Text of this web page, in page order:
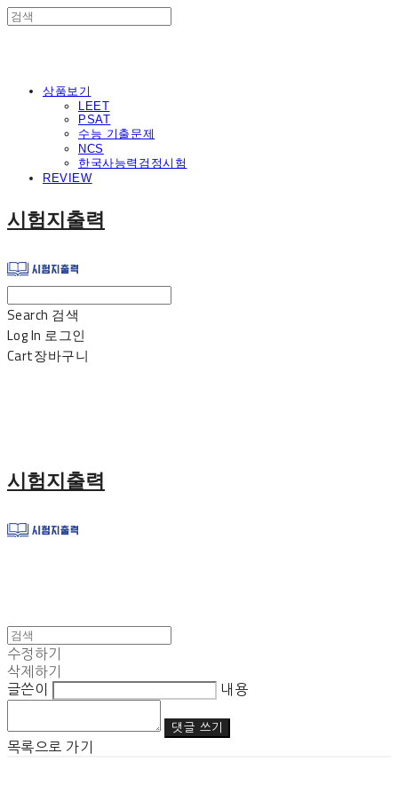
상품보기
LEET
PSAT
수능 기출문제
NCS
한국사능력검정시험
REVIEW
시험지출력
Search 검색
Log In 로그인
Cart장바구니
시험지출력
수정하기
삭제하기
글쓴이
내용
댓글 쓰기
목록으로 가기